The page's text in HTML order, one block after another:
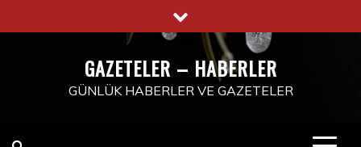
to
GAZETELER – HABERLER
GÜNLÜK HABERLER VE GAZETELER